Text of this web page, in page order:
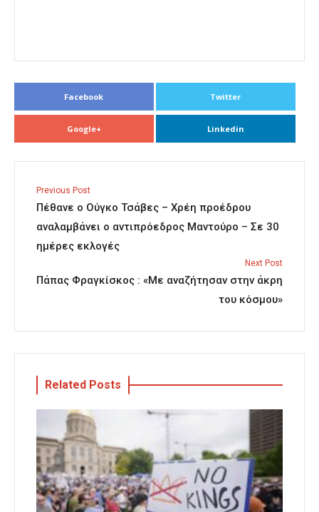
Facebook Twitter
Google+ Linkedin
Previous Post
Πέθανε ο Ούγκο Τσάβες – Χρέη προέδρου
αναλαμβάνει ο αντιπρόεδρος Μαντούρο – Σε 30
ημέρες εκλογές
Next Post
Πάπας Φραγκίσκος : «Με αναζήτησαν στην άκρη
του κόσμου»
Related Posts